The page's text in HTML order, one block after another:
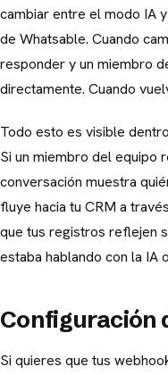
cambiar entre el modo IA
de Whatsable. Cuando
responder y un miembro
directamente. Cuando
Todo esto es visible
Si un miembro del equipo
conversación muestra
fluye hacia tu CRM a
que tus registros reflejen
estaba hablando con la IA
Configuración
Si quieres que tus